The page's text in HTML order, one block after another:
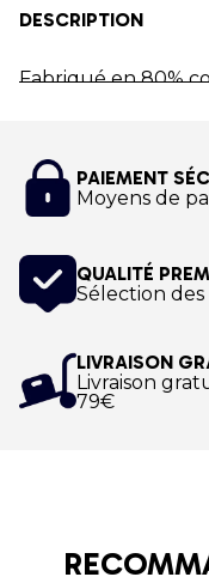
DESCRIPTION
Fabriqué en 80%
Ce sweat
couleurs du
PAIEMENT
Moyens de
QUALITÉ
Sélection
LIVRAISON
Livraison
79€